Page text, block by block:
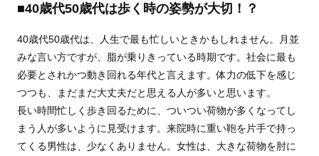
■40歳代50歳代は歩く時の姿勢が大切！？
40歳代50歳代は、人生で最も忙しいときかもしれません。月並
みな言い方ですが、脂が乗りきっている時期です。社会に最も
必要とされかつ動き回れる年代と言えます。体力の低下を感じ
つつも、まだまだ大丈夫だと思える人が多いと思います。
長い時間忙しく歩き回るために、ついつい荷物が多くなってし
まう人が多いように見受けます。来院時に重い鞄を片手で持っ
てくる男性は、少なくありません。女性は、大きな荷物を肘に